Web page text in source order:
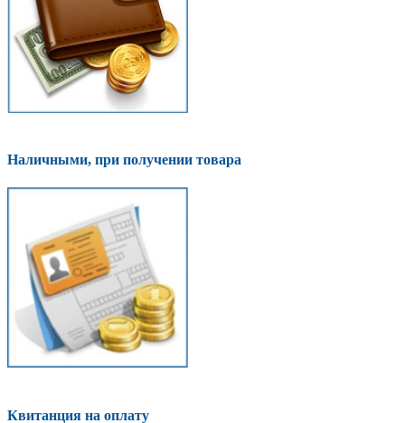
Наличными, при получении товара
Квитанция на оплату